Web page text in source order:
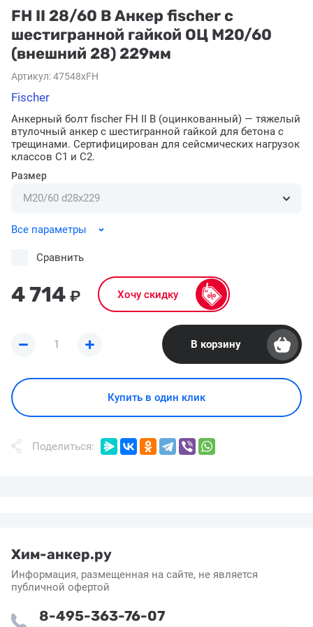
FH II 28/60 B Анкер fischer с
шестигранной гайкой ОЦ M20/60
(внешний 28) 229мм
Артикул:47548xFH
Fischer
Анкерный болт fischer FH II B (оцинкованный) — тяжелый
втулочный анкер с шестигранной гайкой для бетона с
трещинами. Сертифицирован для сейсмических нагрузок
классов C1 и C2.
Размер
Все параметры
4 714 ₽ Хочу скидку
Сравнить
В корзину
Купить в один клик
Поделиться:
Хим-анкер.ру
Информация, размещенная на сайте, не является
публичной офертой
8-495-363-76-07